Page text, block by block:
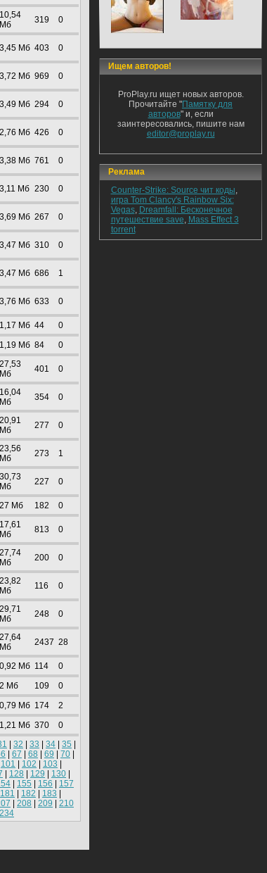
10,54
Mб
319 0
3,45 Mб 403 0
3,72 Mб 969 0
3,49 Mб 294 0
2,76 Mб 426 0
3,38 Mб 761 0
3,11 Mб 230 0
3,69 Mб 267 0
3,47 Mб 310 0
3,47 Mб 686 1
3,76 Mб 633 0
1,17 Mб 44 0
1,19 Mб 84 0
27,53
Mб
401 0
16,04
Mб
354 0
20,91
Mб
277 0
23,56
Mб
273 1
30,73
Mб
227 0
27 Mб 182 0
17,61
Mб
813 0
27,74
Mб
200 0
23,82
Mб
116 0
29,71
Mб
248 0
27,64
Mб
2437 28
0,92 Mб 114 0
2 Mб 109 0
0,79 Mб 174 2
1,21 Mб 370
0
32 33 34 35
67 68 69 70
101 102 103
128 129 130
155 156
157
181 182 183
208 209
210
234
Ищем авторов!
ProPlay.ru ищет новых авторов.
Прочитайте "Памятку для
авторов" и, если
заинтересовались, пишите нам
editor@proplay.ru
Реклама
Counter-Strike: Source чит коды,
игра Tom Clancy's Rainbow Six:
Vegas, Dreamfall: Бесконечное
путешествие save, Mass Effect 3
torrent